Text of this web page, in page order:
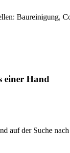
einer Hand
auf der Suche